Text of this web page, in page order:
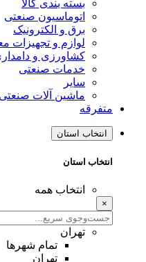
بسته بندی کالا
اتوماسیون صنعتی
برق و الکترونیک
لوازم و تجهیزات
کشاورزی و
خدمات صنعتی
سایر
ماشین آلات صنعتی
متفرقه
انتخاب استان
انتخاب استان
انتخاب همه
×
تهران
تمام شهر‌ها
تهران